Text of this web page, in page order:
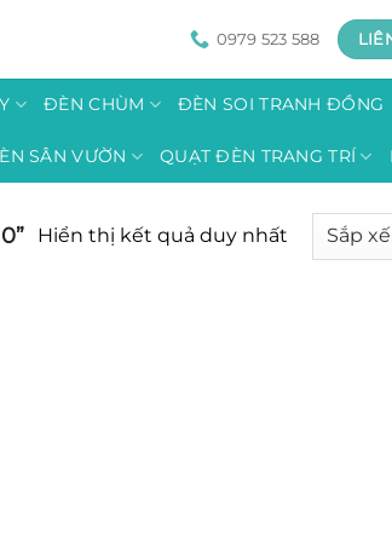
0979 523 588
ĐÈN CHÙM ĐÈN SOI TRANH ĐỒNG
SÂN VƯỜN QUẠT ĐÈN TRANG TRÍ
Hiển thị kết quả duy nhất